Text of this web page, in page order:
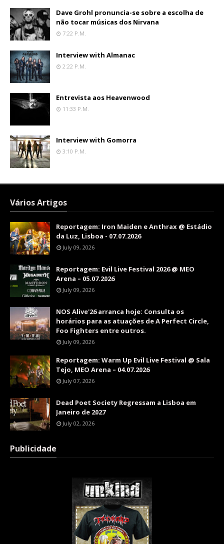
Dave Grohl pronuncia-se sobre a escolha de
não tocar músicas dos Nirvana
7:22 P.m.
Interview with Almanac
2:22 P.m.
Entrevista aos Heavenwood
11:33 P.m.
Interview with Gomorra
3:10 P.m.
Vários Artigos
Reportagem: Iron Maiden e Anthrax @ Estádio
da Luz, Lisboa - 07.07.2026
July 09, 2026
Reportagem: Evil Live Festival 2026 @ MEO
Arena – 05.07.2026
July 09, 2026
NOS Alive'26 arranca hoje: Consulta os
horários para as atuações de A Perfect Circle,
Foo Fighters entre outros.
July 09, 2026
Reportagem: Warm Up Evil Live Festival @ Sala
Tejo, MEO Arena – 04.07.2026
July 07, 2026
Dead Poet Society Regressam a Lisboa em
Janeiro de 2027
July 02, 2026
Publicidade